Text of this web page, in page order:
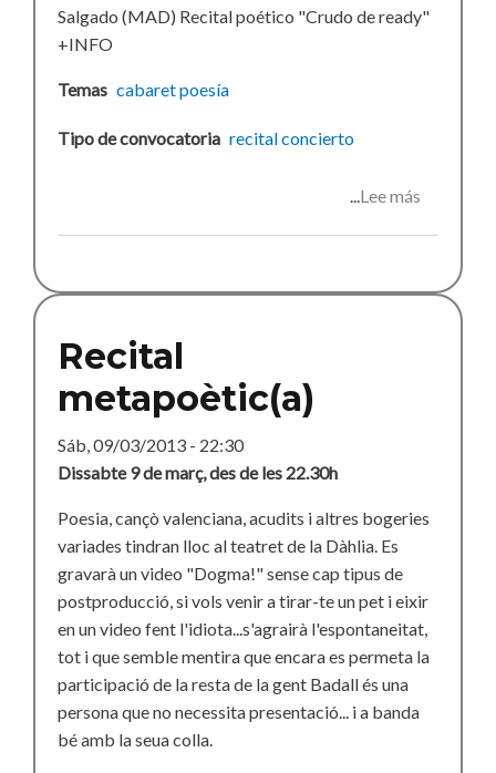
Salgado (MAD) Recital poético "Crudo de ready"
+INFO
Temas cabaretpoesía
Tipo de convocatoria recitalconcierto
Lee más
Recital
metapoètic(a)
Sáb, 09/03/2013 - 22:30
Dissabte 9 de març, des de les 22.30h
Poesia, cançò valenciana, acudits i altres bogeries
variades tindran lloc al teatret de la Dàhlia. Es
gravarà un video "Dogma!" sense cap tipus de
postproducció, si vols venir a tirar-te un pet i eixir
en un video fent l'idiota...s'agrairà l'espontaneitat,
tot i que semble mentira que encara es permeta la
participació de la resta de la gent Badall és una
persona que no necessita presentació... i a banda
bé amb la seua colla.